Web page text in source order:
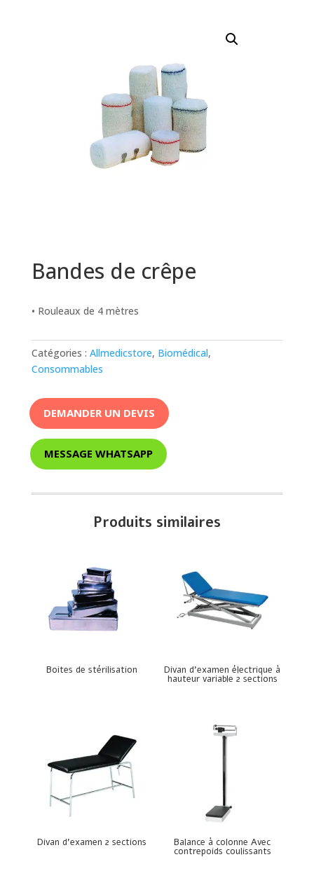
Bandes de crêpe
• Rouleaux de 4 mètres
Catégories : Allmedicstore, Biomédical,
Consommables
DEMANDER UN DEVIS
MESSAGE WHATSAPP
Produits similaires
Boites de stérilisation Divan d’examen électrique à
hauteur variable 2 sections
Divan d’examen 2 sections Balance à colonne Avec
contrepoids coulissants